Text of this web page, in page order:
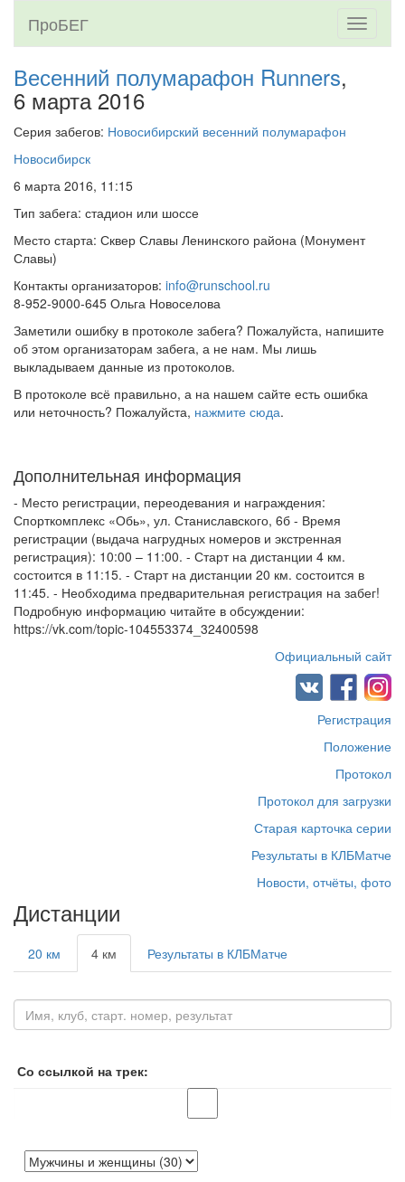
Toggle
ПроБЕГ
Весенний полумарафон Runners,
6 марта 2016
Серия забегов: Новосибирский весенний полумарафон
Новосибирск
6 марта 2016, 11:15
Тип забега: стадион или шоссе
Место старта: Сквер Славы Ленинского района (Монумент
Славы)
Контакты организаторов: info@runschool.ru
8-952-9000-645 Ольга Новоселова
Заметили ошибку в протоколе забега? Пожалуйста, напишите
об этом организаторам забега, а не нам. Мы лишь
выкладываем данные из протоколов.
В протоколе всё правильно, а на нашем сайте есть ошибка
или неточность? Пожалуйста, нажмите сюда.
Дополнительная информация
- Место регистрации, переодевания и награждения:
Спорткомплекс «Обь», ул. Станиславского, 6б - Время
регистрации (выдача нагрудных номеров и экстренная
регистрация): 10:00 – 11:00. - Старт на дистанции 4 км.
состоится в 11:15. - Старт на дистанции 20 км. состоится в
11:45. - Необходима предварительная регистрация на забег!
Подробную информацию читайте в обсуждении:
https://vk.com/topic-104553374_32400598
Официальный сайт
Регистрация
Положение
Протокол
Протокол для загрузки
Старая карточка серии
Результаты в КЛБМатче
Новости, отчёты, фото
Дистанции
20 км 4 км Результаты в КЛБМатче
Со ссылкой на трек: